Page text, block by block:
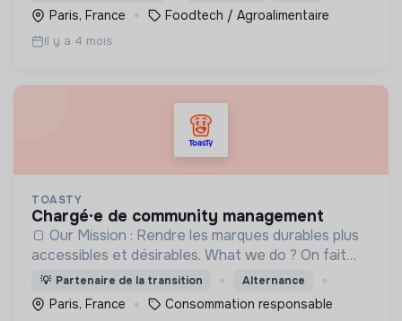
Paris, France Foodtech / Agroalimentaire
Il y a 4 mois
TOASTY
chargé·e de community management
🍞 Our Mission : Rendre les marques durables plus
accessibles et désirables. What we do ? On fait
découvrir les plus belles marques responsables,
pour tous les besoins du quotidien.
💡 Partenaire de la transition Alternance
Paris, France Consommation responsable